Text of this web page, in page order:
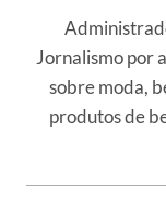
Jornalismo por
sobre moda,
produtos de